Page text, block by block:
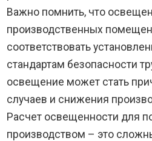
Важно помнить, что
производственных
соответствовать
стандартам безопасности
освещение может стать
случаев и снижения
Расчет освещенности для
производством – это